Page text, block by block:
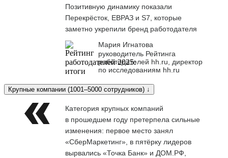
Позитивную динамику показали
Перекрёсток, ЕВРАЗ и S7, которые
заметно укрепили бренд работодателя
Мария Игнатова
руководитель Рейтинга
работодателей hh.ru, директор
по исследованиям hh.ru
Крупные компании (1001–5000 сотрудников) ↓
Категория крупных компаний
в прошедшем году претерпела сильные
изменения: первое место занял
«СберМаркетинг», в пятёрку лидеров
вырвались «Точка Банк» и ДОМ.РФ,